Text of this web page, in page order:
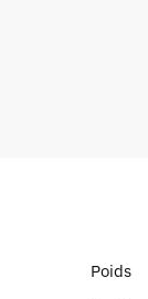
Poids